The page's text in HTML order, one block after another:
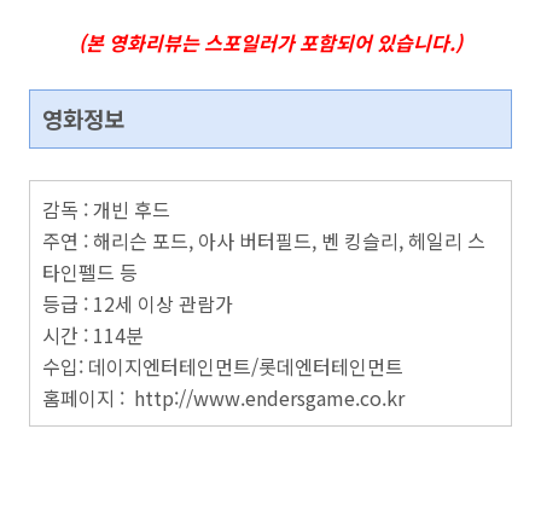
(본 영화리뷰는 스포일러가 포함되어 있습니다.)
영화정보
감독 : 개빈 후드
주연 : 해리슨 포드, 아사 버터필드, 벤 킹슬리, 헤일리 스
타인펠드 등
등급 : 12세 이상 관람가
시간 : 114분
수입: 데이지엔터테인먼트/롯데엔터테인먼트
홈페이지 : http://www.endersgame.co.kr